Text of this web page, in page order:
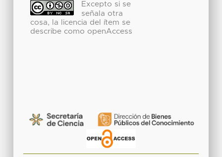
Excepto si se
señala otra
cosa, la licencia del ítem se
describe como openAccess